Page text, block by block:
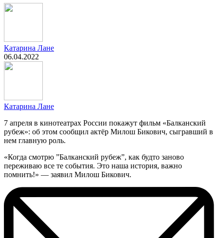
Катарина Лане
06.04.2022
Катарина Лане
7 апреля в кинотеатрах России покажут фильм «Балканский
рубеж»: об этом сообщил актёр Милош Бикович, сыгравший в
нем главную роль.
«Когда смотрю ”Балканский рубеж”, как будто заново
переживаю все те события. Это наша история, важно
помнить!» — заявил Милош Бикович.